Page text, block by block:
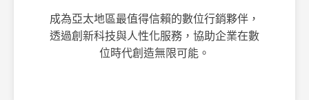
成為亞太地區最值得信賴的數位行銷夥伴，
透過創新科技與人性化服務，協助企業在數
位時代創造無限可能。